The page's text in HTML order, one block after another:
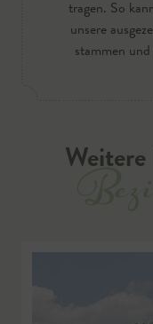
tragen. So
unsere
stammen